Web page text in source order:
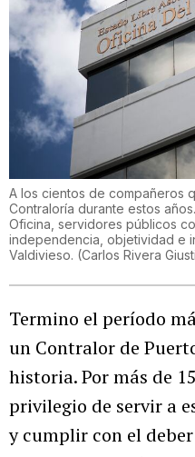
A los cientos de compañeros
Contraloría durante estos
Oficina, servidores públicos
independencia, objetividad e
Valdivieso. (Carlos Rivera
Termino el período
un Contralor de
historia. Por más de
privilegio de servir a
y cumplir con el